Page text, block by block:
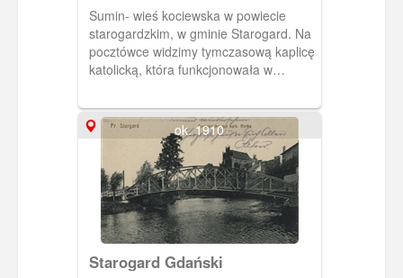
Sumin- wieś kociewska w powiecie
starogardzkim, w gminie Starogard. Na
pocztówce widzimy tymczasową kaplicę
katolicką, która funkcjonowała w
wydzielonej części karczmy. Kościół p.w
św. Jana Chrzciciela powstał z
inicjatywy Towarzystwa Filia Sumin i
został konsekrowany w 1927 roku.
ok. 1910
Starogard Gdański